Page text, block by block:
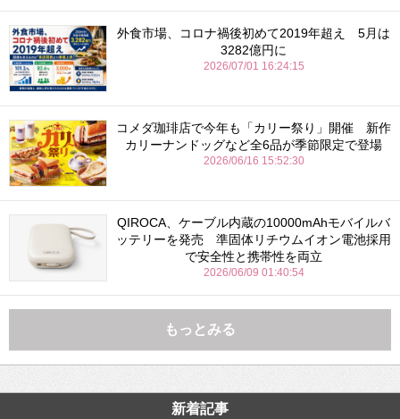
外食市場、コロナ禍後初めて2019年超え 5月は
3282億円に
2026/07/01 16:24:15
コメダ珈琲店で今年も「カリー祭り」開催 新作
カリーナンドッグなど全6品が季節限定で登場
2026/06/16 15:52:30
QIROCA、ケーブル内蔵の10000mAhモバイルバ
ッテリーを発売 準固体リチウムイオン電池採用
で安全性と携帯性を両立
2026/06/09 01:40:54
もっとみる
新着記事